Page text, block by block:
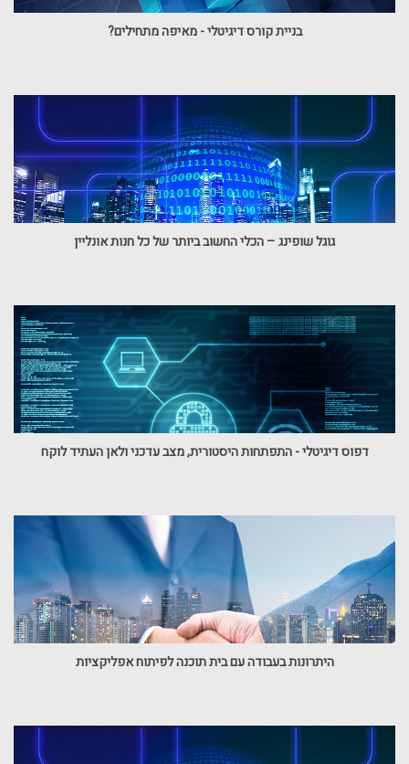
בניית קורס דיגיטלי - מאיפה מתחילים?
גוגל שופינג – הכלי החשוב ביותר של כל חנות אונליין
דפוס דיגיטלי - התפתחות היסטורית, מצב עדכני ולאן העתיד לוקח
היתרונות בעבודה עם בית תוכנה לפיתוח אפליקציות